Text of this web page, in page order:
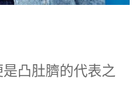
凸肚臍的代表之